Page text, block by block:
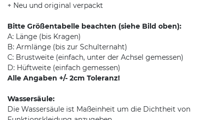
+ Neu und original verpackt
Bitte Größentabelle beachten (siehe Bild oben):
A: Länge (bis Kragen)
B: Armlänge (bis zur Schulternaht)
C: Brustweite (einfach, unter der Achsel gemessen)
D: Hüftweite (einfach gemessen)
Alle Angaben +/- 2cm Toleranz!
Wassersäule:
Die Wassersäule ist Maßeinheit um die Dichtheit von